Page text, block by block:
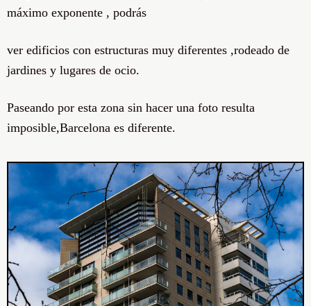
máximo exponente , podrás
ver edificios con estructuras muy diferentes ,rodeado de
jardines y lugares de ocio.
Paseando por esta zona sin hacer una foto resulta
imposible,Barcelona es diferente.